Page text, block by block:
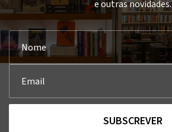
e outras novidades.
SUBSCREVER